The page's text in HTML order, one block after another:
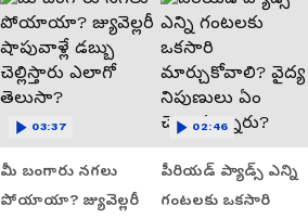
మీ బంగారు నగలు
పోయాయా? జ్యువెల్లరీ
03:37
పీరియడ్ ప్యాడ్స్ ఎన్ని
గంటలకు ఒకసారి
02:46